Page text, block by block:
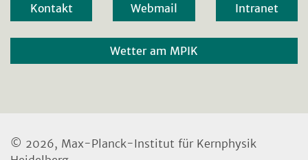
Kontakt Webmail Intranet
Wetter am MPIK
© 2026, Max-Planck-Institut für Kernphysik